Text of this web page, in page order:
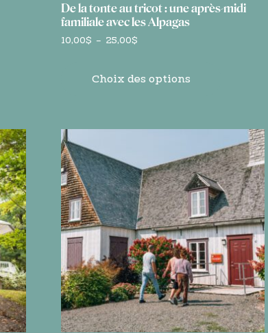
De la tonte au tricot : une après-midi
familiale avec les Alpagas
10,00$ – 25,00$
10,00$
Choix des options